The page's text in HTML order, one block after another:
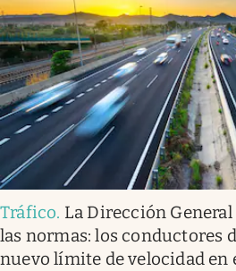
Infotechnology
Clase
Clima
Mundial 2026
Eventos Corporativos
El Cronista Studio
Mediakit
abre en nueva pestaña
Argentina
Tráfico. La Dirección
las normas: los conductores
nuevo límite de velocidad en